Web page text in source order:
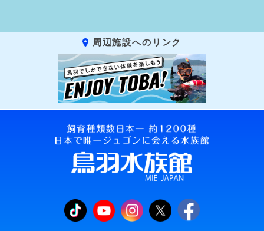
周辺施設へのリンク